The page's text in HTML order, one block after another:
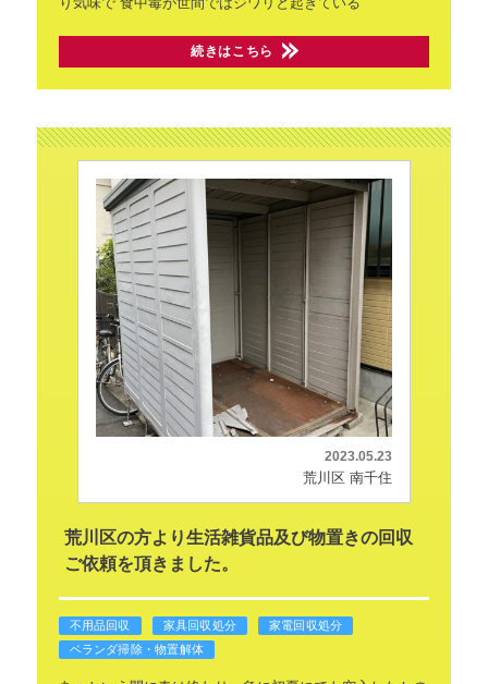
続きはこちら
2023.05.23
荒川区 南千住
荒川区の方より生活雑貨品及び物置きの回収
ご依頼を頂きました。
不用品回収 家具回収処分
家電回収処分
ベランダ掃除・物置解体